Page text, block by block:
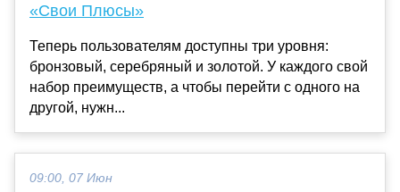
«Свои Плюсы»
Теперь пользователям доступны три уровня:
бронзовый, серебряный и золотой. У каждого свой
набор преимуществ, а чтобы перейти с одного на
другой, нужн...
09:00, 07 Июн